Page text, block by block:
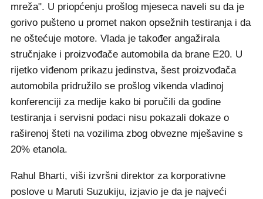
mreža". U priopćenju prošlog mjeseca naveli su da je
gorivo pušteno u promet nakon opsežnih testiranja i da
ne oštećuje motore. Vlada je također angažirala
stručnjake i proizvođače automobila da brane E20. U
rijetko viđenom prikazu jedinstva, šest proizvođača
automobila pridružilo se prošlog vikenda vladinoj
konferenciji za medije kako bi poručili da godine
testiranja i servisni podaci nisu pokazali dokaze o
raširenoj šteti na vozilima zbog obvezne mješavine s
20% etanola.
Rahul Bharti, viši izvršni direktor za korporativne
poslove u Maruti Suzukiju, izjavio je da je najveći